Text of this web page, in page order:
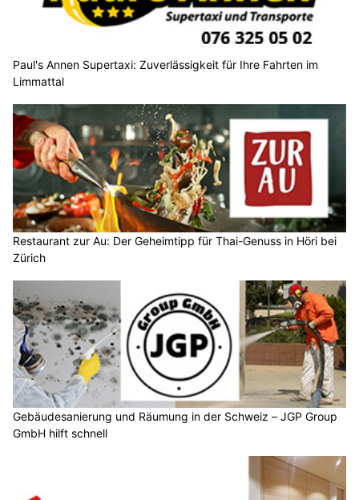
Paul's Annen Supertaxi: Zuverlässigkeit für Ihre Fahrten im
Limmattal
Restaurant zur Au: Der Geheimtipp für Thai-Genuss in Höri bei
Zürich
Gebäudesanierung und Räumung in der Schweiz – JGP Group
GmbH hilft schnell